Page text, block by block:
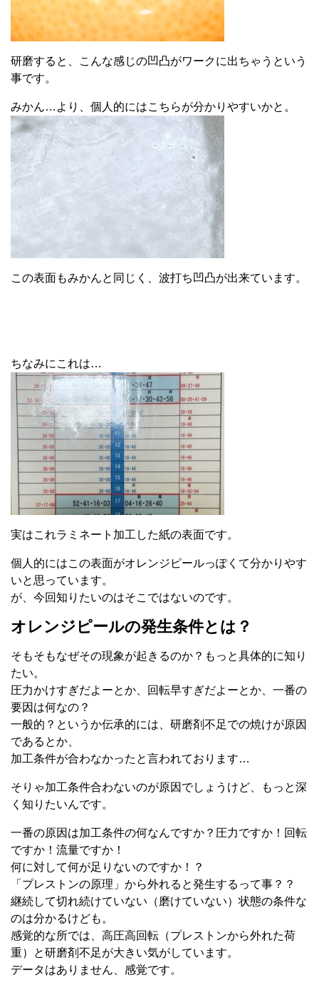
研磨すると、こんな感じの凹凸がワークに出ちゃうという
事です。
みかん…より、個人的にはこちらが分かりやすいかと。
この表面もみかんと同じく、波打ち凹凸が出来ています。
ちなみにこれは…
実はこれラミネート加工した紙の表面です。
個人的にはこの表面がオレンジピールっぽくて分かりやす
いと思っています。
が、今回知りたいのはそこではないのです。
オレンジピールの発生条件とは？
そもそもなぜその現象が起きるのか？もっと具体的に知り
たい。
圧力かけすぎだよーとか、回転早すぎだよーとか、一番の
要因は何なの？
一般的？というか伝承的には、研磨剤不足での焼けが原因
であるとか、
加工条件が合わなかったと言われております…
そりゃ加工条件合わないのが原因でしょうけど、もっと深
く知りたいんです。
一番の原因は加工条件の何なんですか？圧力ですか！回転
ですか！流量ですか！
何に対して何が足りないのですか！？
「プレストンの原理」から外れると発生するって事？？
継続して切れ続けていない（磨けていない）状態の条件な
のは分かるけども。
感覚的な所では、高圧高回転（プレストンから外れた荷
重）と研磨剤不足が大きい気がしています。
データはありません、感覚です。